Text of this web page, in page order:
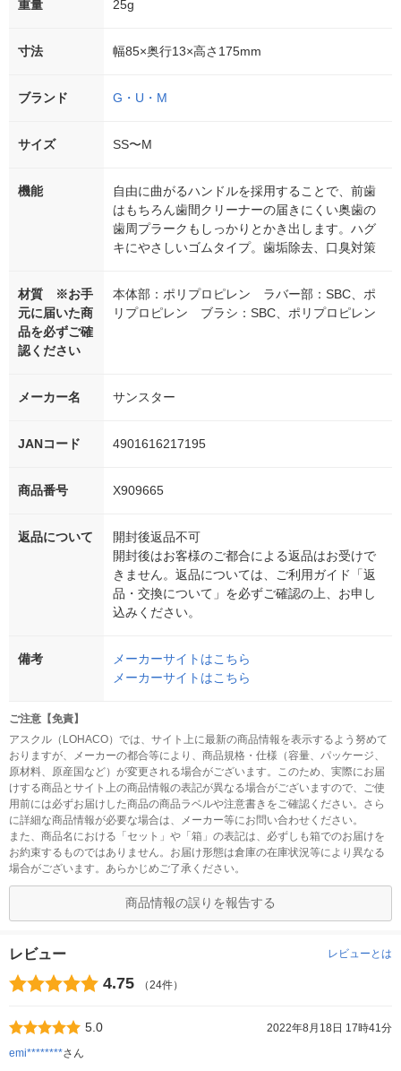
重量 25g
寸法 幅85×奥行13×高さ175mm
ブランド G・U・M
サイズ SS〜M
機能
自由に曲がるハンドルを採用することで、前歯
はもちろん歯間クリーナーの届きにくい奥歯の
歯周プラークもしっかりとかき出します。ハグ
キにやさしいゴムタイプ。歯垢除去、口臭対策
材質 ※お手
元に届いた商
品を必ずご確
認ください
本体部：ポリプロピレン ラバー部：SBC、ポ
リプロピレン ブラシ：SBC、ポリプロピレン
メーカー名 サンスター
JANコード 4901616217195
商品番号 X909665
返品について
開封後返品不可
開封後はお客様のご都合による返品はお受けで
きません。返品については、ご利用ガイド「返
品・交換について」を必ずご確認の上、お申し
込みください。
備考
メーカーサイトはこちら
メーカーサイトはこちら
ご注意【免責】
アスクル（LOHACO）では、サイト上に最新の商品情報を表示するよう努めて
おりますが、メーカーの都合等により、商品規格・仕様（容量、パッケージ、
原材料、原産国など）が変更される場合がございます。このため、実際にお届
けする商品とサイト上の商品情報の表記が異なる場合がございますので、ご使
用前には必ずお届けした商品の商品ラベルや注意書きをご確認ください。さら
に詳細な商品情報が必要な場合は、メーカー等にお問い合わせください。
また、商品名における「セット」や「箱」の表記は、必ずしも箱でのお届けを
お約束するものではありません。お届け形態は倉庫の在庫状況等により異なる
場合がございます。あらかじめご了承ください。
商品情報の誤りを報告する
レビュー レビューとは
4.75 （24件）
5.0
2022年8月18日 17時41分
emi********さん